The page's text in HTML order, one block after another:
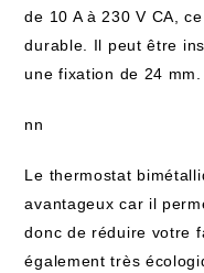
de 10 A à 230 V CA,
durable. Il peut être
une fixation de 24 mm.
nn
Le thermostat
avantageux car il
donc de réduire votre
également très